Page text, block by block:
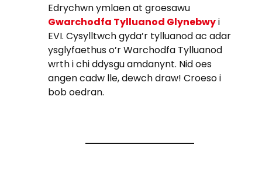
Edrychwn ymlaen at groesawu
Gwarchodfa Tylluanod Glynebwyi
EVI. Cysylltwch gyda’r tylluanod ac adar
ysglyfaethus o’r Warchodfa Tylluanod
wrth i chi ddysgu amdanynt. Nid oes
angen cadw lle, dewch draw! Croeso i
bob oedran.